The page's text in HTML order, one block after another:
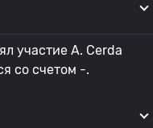
участие A. Cerda
со счетом -.